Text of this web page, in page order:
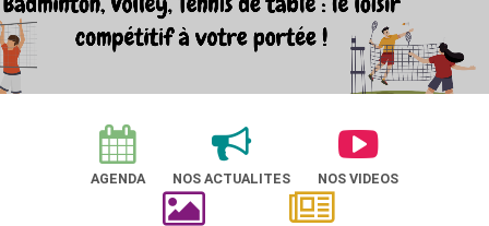
AGENDA NOS ACTUALITES NOS VIDEOS